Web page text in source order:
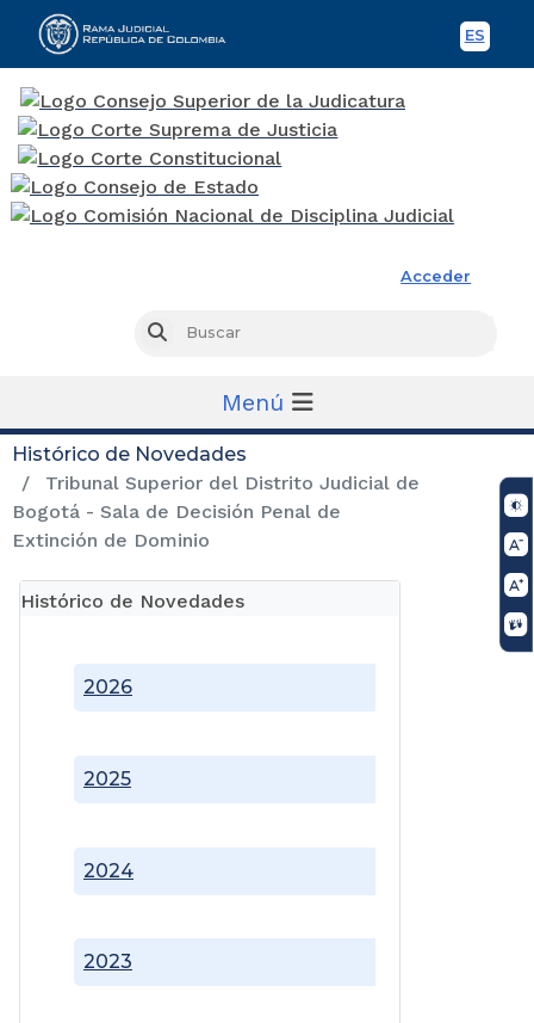
ES
Acceder
Buscar
Menú
Histórico de Novedades
Tribunal Superior del Distrito Judicial de
Bogotá - Sala de Decisión Penal de
Extinción de Dominio
Histórico de Novedades
2023
2024
2025
2026